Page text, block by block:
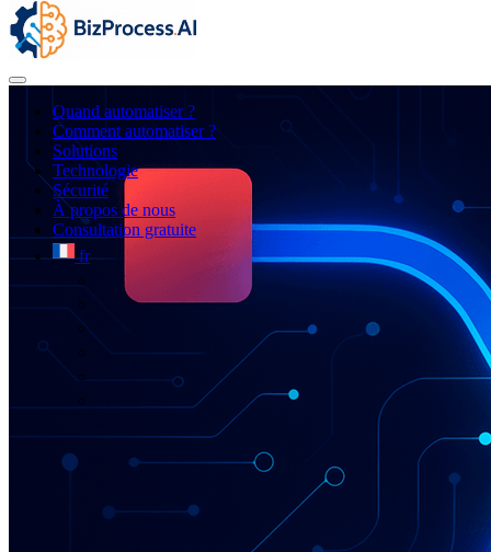
Quand automatiser ?
Comment automatiser ?
Solutions
Technologie
Sécurité
À propos de nous
Consultation gratuite
fr